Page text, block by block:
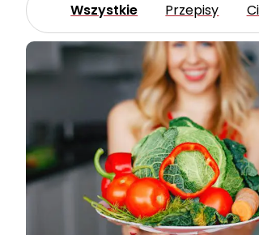
Wszystkie Przepisy